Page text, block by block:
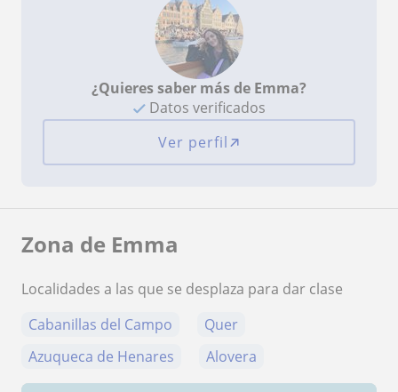
¿Quieres saber más de Emma?
Datos verificados
Ver perfil
Zona de Emma
Localidades a las que se desplaza para dar clase
Cabanillas del Campo
Quer
Azuqueca de Henares
Alovera